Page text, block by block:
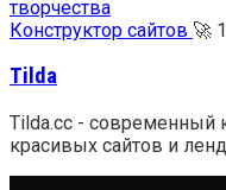
Конструктор сайтов 🚀
Tilda
Tilda.cc - cовременный
красивых сайтов и